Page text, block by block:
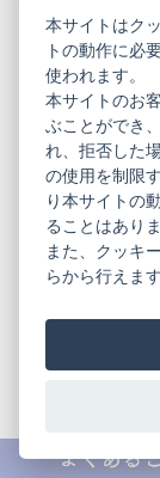
コ
ニュースレター
お問い合わせ
プライバシーポリ
ご利用規約
本サイトはク
トの動作に必
使われます。
本サイトのお
ぶことができ
れ、拒否した
の使用を制限
り本サイトの
ることはあり
また、クッキ
らから行えま